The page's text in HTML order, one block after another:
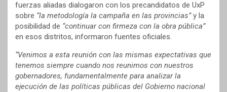
fuerzas aliadas dialogaron con los precandidatos de UxP
sobre “la metodología la campaña en las provincias”y la
posibilidad de “continuar con firmeza con la obra pública”
en esos distritos, informaron fuentes oficiales.
“Venimos a esta reunión con las mismas expectativas que
tenemos siempre cuando nos reunimos con nuestros
gobernadores, fundamentalmente para analizar la
ejecución de las políticas públicas del Gobierno nacional